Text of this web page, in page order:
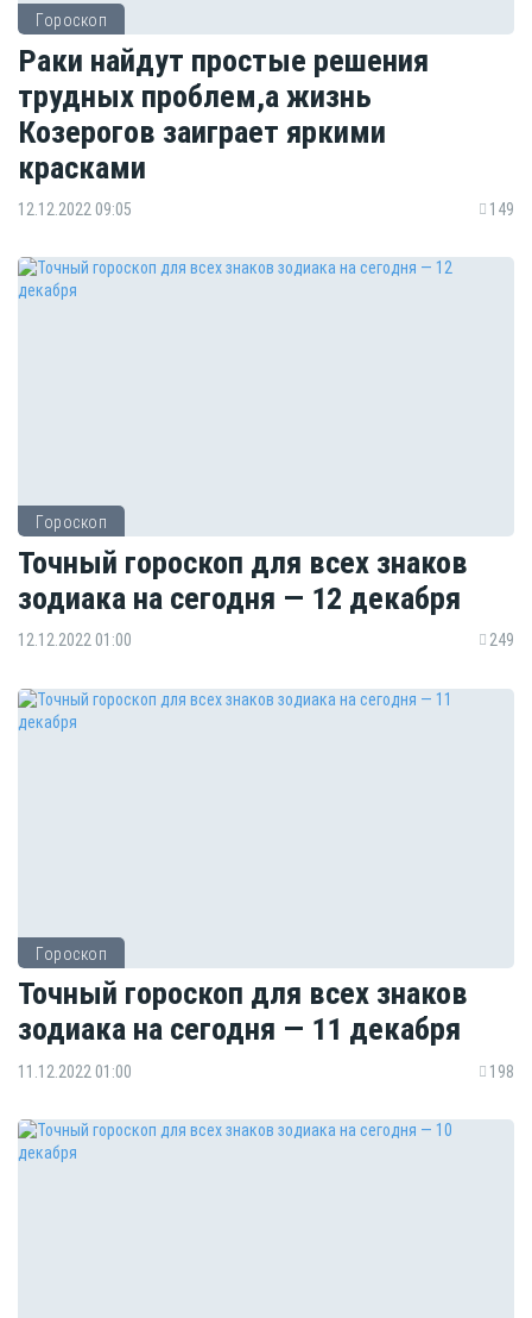
Гороскоп
Раки найдут простые решения
трудных проблем,а жизнь
Козерогов заиграет яркими
красками
12.12.2022 09:05 149
Гороскоп
Точный гороскоп для всех знаков
зодиака на сегодня — 12 декабря
12.12.2022 01:00 249
Гороскоп
Точный гороскоп для всех знаков
зодиака на сегодня — 11 декабря
11.12.2022 01:00 198